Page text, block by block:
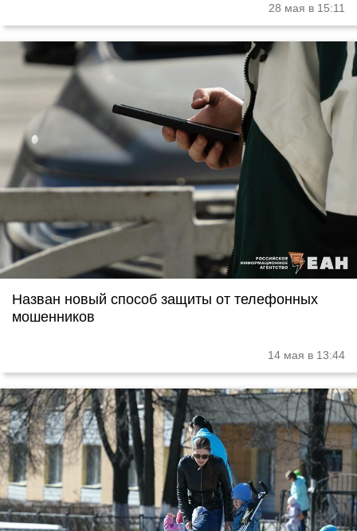
28 мая в 15:11
Назван новый способ защиты от телефонных
мошенников
14 мая в 13:44